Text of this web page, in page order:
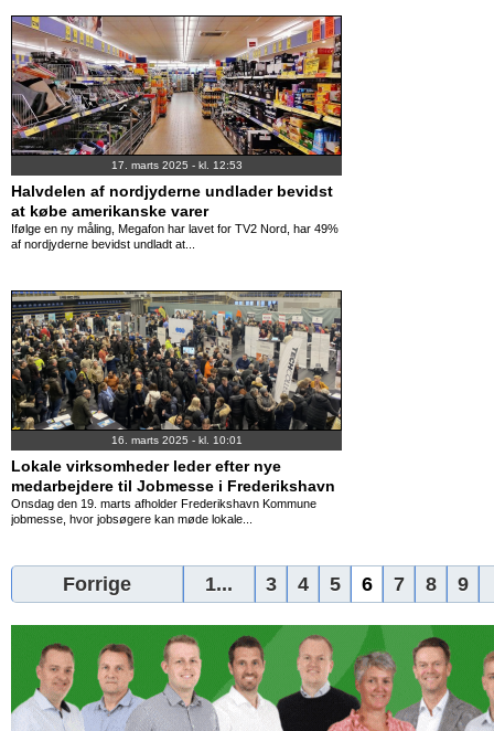
17. marts 2025 - kl. 12:53
Halvdelen af nordjyderne undlader bevidst
at købe amerikanske varer
Ifølge en ny måling, Megafon har lavet for TV2 Nord, har 49%
af nordjyderne bevidst undladt at...
16. marts 2025 - kl. 10:01
Lokale virksomheder leder efter nye
medarbejdere til Jobmesse i Frederikshavn
Onsdag den 19. marts afholder Frederikshavn Kommune
jobmesse, hvor jobsøgere kan møde lokale...
Forrige 1... 3 4 5 6 7 8 9